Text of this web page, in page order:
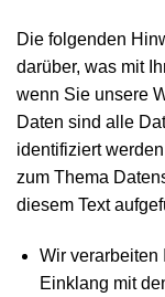
Die folgenden
darüber, was mit
wenn Sie unsere
Daten sind alle
identifiziert
zum Thema
diesem Text
Wir verarbeiten
Einklang mit